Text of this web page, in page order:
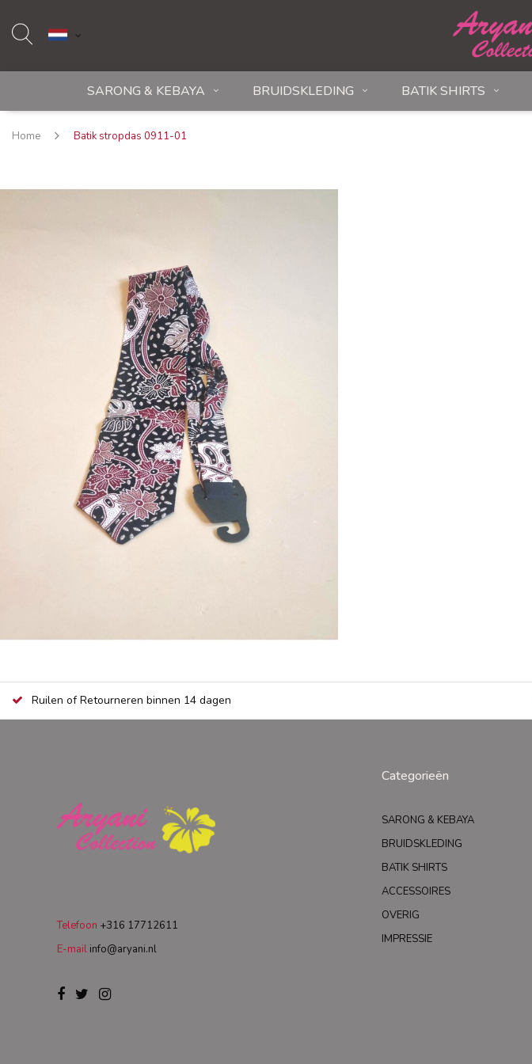
SARONG & KEBAYA BRUIDSKLEDING BATIK SHIRTS
Home Batik stropdas 0911-01
Ruilen of Retourneren binnen 14 dagen
Telefoon +316 17712611
E-mail info@aryani.nl
Categorieën
SARONG & KEBAYA
BRUIDSKLEDING
BATIK SHIRTS
ACCESSOIRES
OVERIG
IMPRESSIE